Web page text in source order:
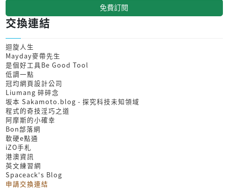
免費訂閱
交換連結
迴旋人生
Mayday麥帶先生
是個好工具Be Good Tool
低調一點
冠均網頁設計公司
Liumang 碎碎念
坂本 Sakamoto.blog - 探究科技未知領域
程式的奇技淫巧之道
阿摩斯的小確幸
Bon部落網
軟硬e點通
iZO手札
港澳資訊
英文練習網
Spaceack's Blog
申請交換連結